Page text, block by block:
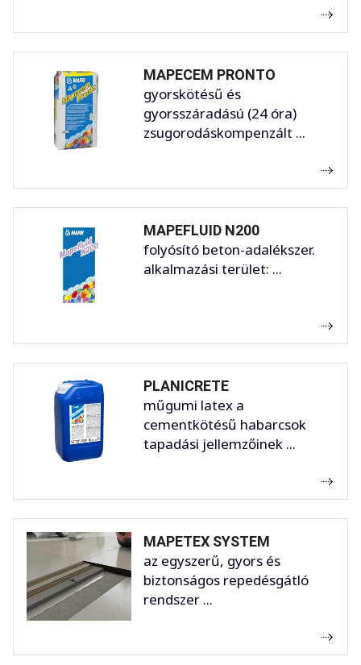
MAPECEM PRONTO
gyorskötésű és
gyorsszáradású (24 óra)
zsugorodáskompenzált ...
MAPEFLUID N200
folyósító beton-adalékszer.
alkalmazási terület: ...
PLANICRETE
műgumi latex a
cementkötésű habarcsok
tapadási jellemzőinek ...
MAPETEX SYSTEM
az egyszerű, gyors és
biztonságos repedésgátló
rendszer ...